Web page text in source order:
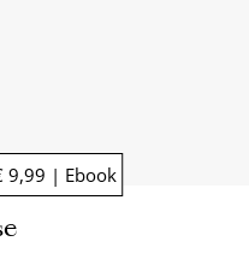
9,99 | Ebook